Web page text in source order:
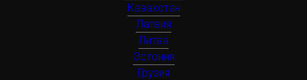
Казахстан
Латвия
Литва
Эстония
Грузия